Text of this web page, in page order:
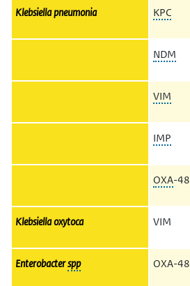
Klebsiella pneumonia KPC
NDM
VIM
IMP
OXA-48
Klebsiella oxytoca VIM
Enterobacterspp OXA-48